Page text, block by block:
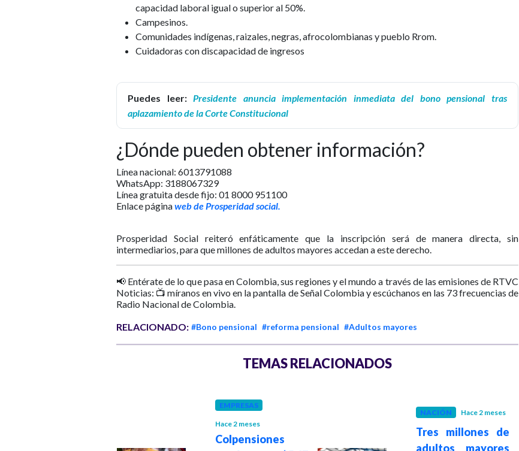
capacidad laboral igual o superior al 50%.
Campesinos.
Comunidades indígenas, raizales, negras, afrocolombianas y pueblo Rrom.
Cuidadoras con discapacidad de ingresos
Puedes leer:Presidente anuncia implementación inmediata del bono pensional tras
aplazamiento de la Corte Constitucional
¿Dónde pueden obtener información?
Línea nacional: 6013791088
WhatsApp: 3188067329
Línea gratuita desde fijo: 01 8000 951100
Enlace páginaweb de Prosperidad social.
Prosperidad Social reiteró enfáticamente que la inscripción será de manera directa, sin
intermediarios, para que millones de adultos mayores accedan a este derecho.
📢 Entérate de lo que pasa en Colombia, sus regiones y el mundo a través de las emisiones de RTVC
Noticias: 📺 míranos en vivo en la pantalla de Señal Colombia y escúchanos en las 73 frecuencias de
Radio Nacional de Colombia.
RELACIONADO: #Bono pensional #reforma pensional #Adultos mayores
TEMAS RELACIONADOS
EMPRESAS
Hace 2 meses
Colpensiones
NACIÓN Hace 2 meses
Tres millones de
adultos mayores